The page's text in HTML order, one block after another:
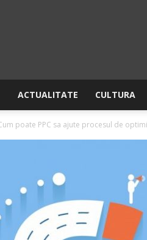
ACTUALITATE CULTURA
poate PPC sa ajute procesul de